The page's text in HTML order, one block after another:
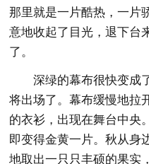
那里就是一片酷热，一片
意地收起了目光，退下台
了。
深绿的幕布很快变成
将出场了。幕布缓慢地拉
的衣衫，出现在舞台中央
即变得金黄一片。秋从身
地取出一只只丰硕的果实